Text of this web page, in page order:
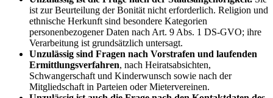
ist zur Beurteilung der Bonität nicht erforderlich. Religion und
ethnische Herkunft sind besondere Kategorien
personenbezogener Daten nach Art. 9 Abs. 1 DS-GVO; ihre
Verarbeitung ist grundsätzlich untersagt.
Unzulässig sind Fragen nach Vorstrafen und laufenden
Ermittlungsverfahren, nach Heiratsabsichten,
Schwangerschaft und Kinderwunsch sowie nach der
Mitgliedschaft in Parteien oder Mietervereinen.